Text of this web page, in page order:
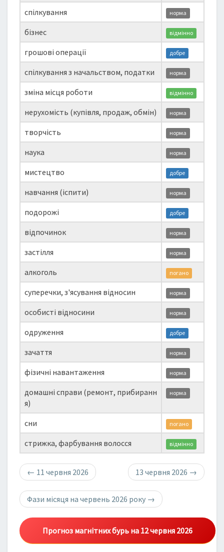
спілкування норма
бізнес відмінно
грошові операції добре
спілкування з начальством, податки норма
зміна місця роботи відмінно
нерухомість (купівля, продаж, обмін) норма
творчість норма
наука норма
мистецтво добре
навчання (іспити) норма
подорожі добре
відпочинок норма
застілля норма
алкоголь погано
суперечки, з'ясування відносин норма
особисті відносини норма
одруження добре
зачаття норма
фізичні навантаження норма
домашні справи (ремонт, прибиранн
я)
норма
сни погано
стрижка, фарбування волосся відмінно
← 11 червня 2026 13 червня 2026 →
Фази місяця на червень 2026 року →
Прогноз магнітних бурь на 12 червня 2026